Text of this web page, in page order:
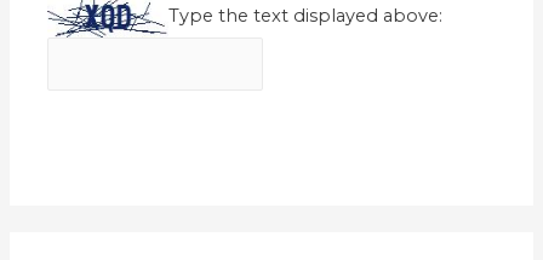
Type the text displayed above: